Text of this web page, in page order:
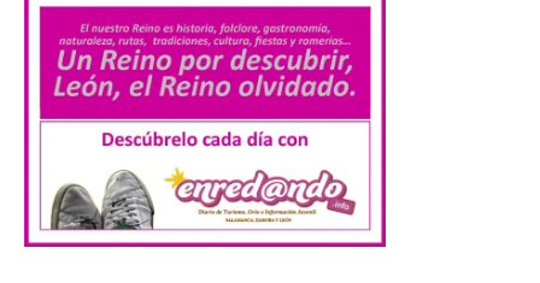
El Ayuntamiento ha
coordinado este refuerzo
con el dispositivo de
seguridad, movilidad,
atención sanitaria y
protección civil previsto ante la elevada
afluencia. . El Ayuntamiento de València ha
limpieza y recogida de residuos con
motivo […]